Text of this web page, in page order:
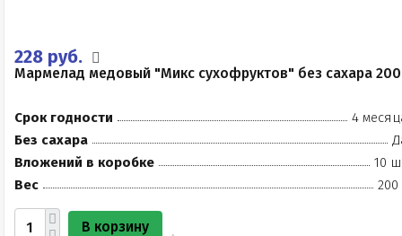
228 руб.
Мармелад медовый "Микс сухофруктов" без сахара
Срок годности
4
Без сахара
Вложений в коробке
10
Вес
200
В корзину